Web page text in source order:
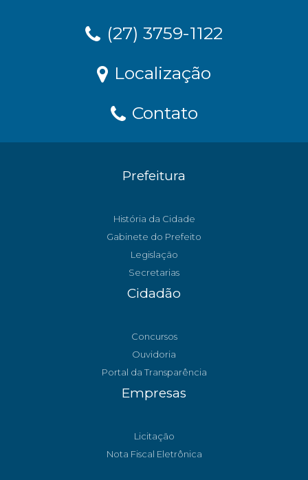
(27) 3759-1122
Localização
Contato
Prefeitura
História da Cidade
Gabinete do Prefeito
Legislação
Secretarias
Cidadão
Concursos
Ouvidoria
Portal da Transparência
Empresas
Licitação
Nota Fiscal Eletrônica